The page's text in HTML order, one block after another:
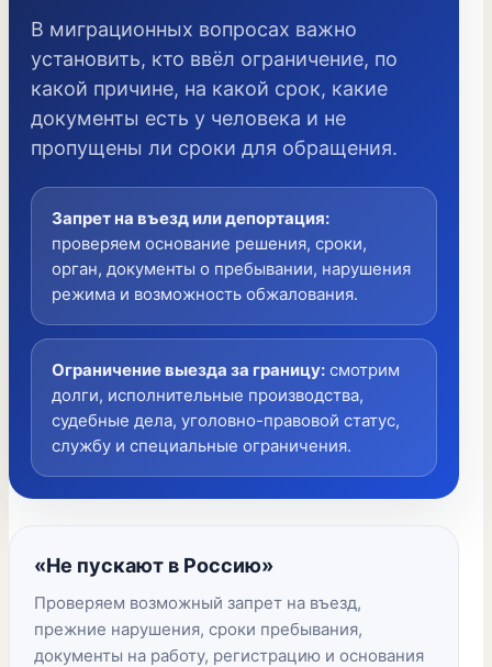
В миграционных вопросах важно
установить, кто ввёл ограничение, по
какой причине, на какой срок, какие
документы есть у человека и не
пропущены ли сроки для обращения.
Запрет на въезд или депортация:
проверяем основание решения, сроки,
орган, документы о пребывании, нарушения
режима и возможность обжалования.
Ограничение выезда за границу: смотрим
долги, исполнительные производства,
судебные дела, уголовно-правовой статус,
службу и специальные ограничения.
«Не пускают в Россию»
Проверяем возможный запрет на въезд,
прежние нарушения, сроки пребывания,
документы на работу, регистрацию и основания